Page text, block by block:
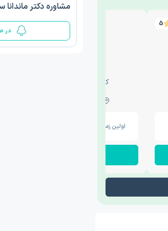
5
کارشناسی ارشد روانشناسی بالینی
اولین زمان نوبت مطب:
مشاوره دکتر
در